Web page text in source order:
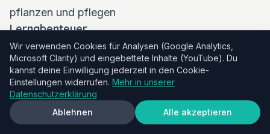
pflanzen und pflegen
Lernabenteuer
Forschungsprojekte: Lieblingstiere, Länder oder
Themen erkunden
Sammlungsaufbau : Steine, Blätter, Briefmarken
mit Organisation und Lernen
Wissenschaftliche Untersuchungen :
Wir verwenden Cookies für Analysen (Google Analytics,
Microsoft Clarity) und eingebettete Inhalte (YouTube). Du
kannst deine Einwilligung jederzeit in den Cookie-
Einstellungen widerrufen. Mehr in unserer
Datenschutzerklärung
Ablehnen
Alle akzeptieren